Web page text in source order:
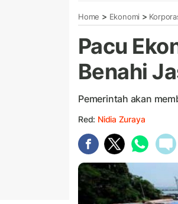
Home > Ekonomi >
Pacu
Benahi
Pemerintah akan
Red: Nidia Zuraya